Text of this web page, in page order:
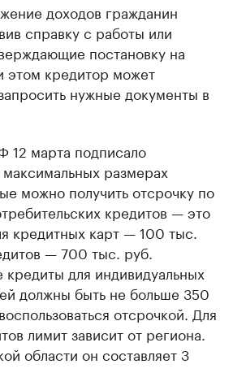
доходов гражданин
справку с работы или
постановку на
этом кредитор может
нужные документы в
12 марта подписало
размерах
можно получить отсрочку по
кредитов — это
кредитных карт — 100 тыс.
— 700 тыс. руб.
кредиты для индивидуальных
должны быть не больше 350
отсрочкой. Для
лимит зависит от региона.
области он составляет 3